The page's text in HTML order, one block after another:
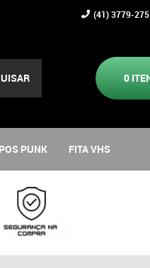
(41)3779-
0
POS PUNK FITA VHS